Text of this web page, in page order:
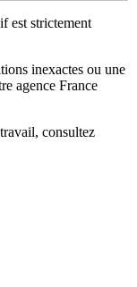
est strictement
inexactes ou une
agence France
, consultez